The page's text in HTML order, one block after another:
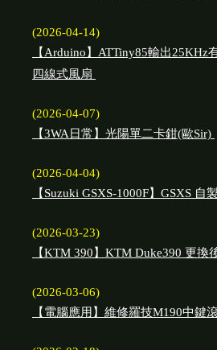
(2026-04-14)
【Arduino】ATTiny85輸出25KHz
四線式風扇
(2026-04-07)
【3WA日常】光陽單二卡鉗(歐Sir)
(2026-04-04)
【Suzuki GSXS-1000F】GSXS 自
(2026-03-23)
【KTM 390】KTM Duke390 更換
(2026-03-06)
【電腦應用】維修羅技M190中鍵